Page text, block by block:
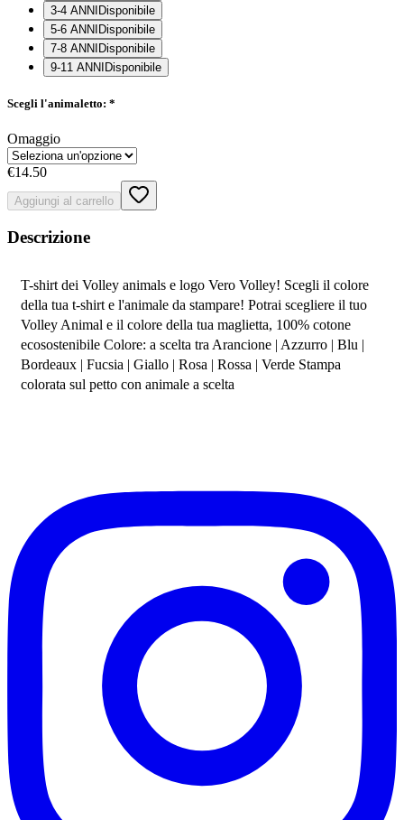
3-4 ANNI Disponibile
5-6 ANNI Disponibile
7-8 ANNI Disponibile
9-11 ANNI Disponibile
Scegli l'animaletto: *
Omaggio
€14.50
Aggiungi al carrello
Descrizione
T-shirt dei Volley animals e logo Vero Volley! Scegli il colore
della tua t-shirt e l'animale da stampare! Potrai scegliere il tuo
Volley Animal e il colore della tua maglietta, 100% cotone
ecosostenibile Colore: a scelta tra Arancione | Azzurro | Blu |
Bordeaux | Fucsia | Giallo | Rosa | Rossa | Verde Stampa
colorata sul petto con animale a scelta